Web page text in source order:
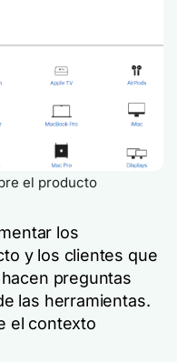
el producto
los
y los clientes que
preguntas
las herramientas.
el contexto